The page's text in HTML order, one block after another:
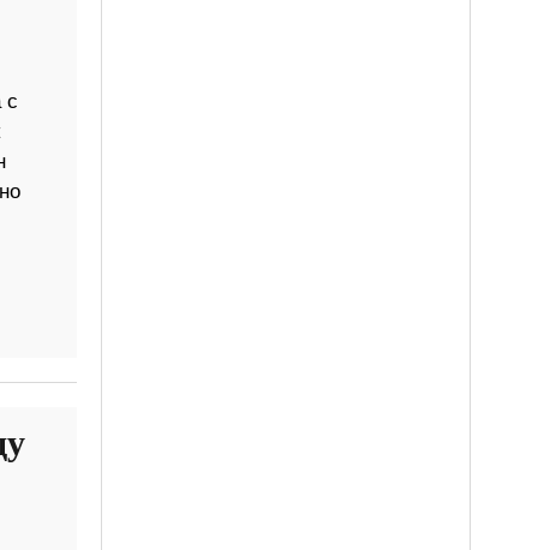
с